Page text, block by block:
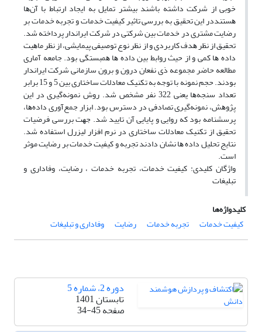
ﺧﻮﺑﯽ از ﺷﺮﮐﺖ داﺷﺘﻪ ﺑﺎﺷﻨﺪ ﺑﯿﺸﺘﺮ ﺗﻤﺎﯾﻞ ﺑﻪ اﯾﺠﺎد ارﺗﺒﺎط ﺑﺎ آنﻫﺎ
ﻫﺴﺘﻨﺪدر اﯾﻦ ﺗﺤﻘﯿﻖ ﺑﻪ ﺑﺮرﺳﯽ ﺗﺎﺛﯿﺮ ﮐﯿﻔﯿﺖ ﺧﺪﻣﺎت و ﺗﺠﺮﺑﻪ ﺧﺪﻣﺎت ﺑﺮ
رﺿﺎﯾﺖ ﻣﺸﺘﺮی در ﺧﺪﻣﺎت ﺑﯿﻦ ﺷﺮﮐﺘﯽ در ﺷﺮﮐﺖ اﯾﺮاﻧﺪار ﭘﺮداﺧﺘﻪ ﺷﺪ.
ﺗﺤﻘﯿﻖ از ﻧﻈﺮ ﻫﺪف ﮐﺎرﺑﺮدی و از ﻧﻈﺮ ﻧﻮع ﺗﻮﺻﯿﻔﯽ ﭘﯿﻤﺎﯾﺸﯽ، از ﻧﻈﺮ ﻣﺎﻫﯿﺖ
داده ﻫﺎ ﮐﻤﯽ و از ﺣﯿﺚ رواﺑﻂ ﺑﯿﻦ داده ﻫﺎ ﻫﻤﺒﺴﺘﮕﯽ ﺑﻮد. ﺟﺎﻣﻌﻪ آﻣﺎری
ﻣﻄﺎﻟﻌﻪ ﺣﺎﺿﺮ ﻣﺠﻤﻮﻋﻪ ذی ﻧﻔﻌﺎن درون و ﺑﺮون ﺳﺎزﻣﺎﻧﯽ ﺷﺮﮐﺖ اﯾﺮاﻧﺪار
ﺑﻮدﻧﺪ. ﺣﺠﻢ ﻧﻤﻮﻧﻪ ﺑﺎ ﺗﻮﺟﻪ ﺑﻪ ﺗﮑﻨﯿﮏ ﻣﻌﺎدﻻت ﺳﺎﺧﺘﺎری ﺑﯿﻦ 5 و 15 ﺑﺮاﺑﺮ
ﺗﻌﺪاد ﺳﻨﺠﻪﻫﺎ ﯾﻌﻨﯽ 322 ﻧﻔﺮ ﻣﺸﺨﺺ ﺷﺪ. روش ﻧﻤﻮﻧﻪﮔﯿﺮی در اﯾﻦ
ﭘﮋوﻫﺶ، ﻧﻤﻮﻧﻪﮔﯿﺮی ﺗﺼﺎدﻓﯽ در دﺳﺘﺮس ﺑﻮد. اﺑﺰار ﺟﻤﻊآوری دادهﻫﺎ،
ﭘﺮﺳﺸﻨﺎﻣﻪ ﺑﻮد ﮐﻪ رواﯾﯽ و ﭘﺎﯾﺎﯾﯽ آن ﺗﺎﯾﯿﺪ ﺷﺪ. ﺟﻬﺖ ﺑﺮرﺳﯽ ﻓﺮﺿﯿﺎت
ﺗﺤﻘﯿﻖ از ﺗﮑﻨﯿﮏ ﻣﻌﺎدﻻت ﺳﺎﺧﺘﺎری در ﻧﺮم اﻓﺰار ﻟﯿﺰرل اﺳﺘﻔﺎده ﺷﺪ.
ﻧﺘﺎﯾﺞ ﺗﺤﻠﯿﻞ داده ﻫﺎ ﻧﺸﺎن دادﻧﺪ ﺗﺠﺮﺑﻪ و ﮐﯿﻔﯿﺖ ﺧﺪﻣﺎت ﺑﺮ رﺿﺎﯾﺖ ﻣﻮﺛﺮ
اﺳﺖ.
واژﮔﺎن ﮐﻠﯿﺪی: ﮐﯿﻔﯿﺖ ﺧﺪﻣﺎت، ﺗﺠﺮﺑﻪ ﺧﺪﻣﺎت ، رﺿﺎﯾﺖ، وﻓﺎداری و
ﺗﺒﻠﯿﻐﺎت
کلیدواژه‌ها
ﮐﯿﻔﯿﺖ ﺧﺪﻣﺎت
ﺗﺠﺮﺑﻪ ﺧﺪﻣﺎت رﺿﺎﯾﺖ وﻓﺎداری و ﺗﺒﻠﯿﻐﺎت
دوره 2، شماره 5
تابستان 1401
صفحه34-45